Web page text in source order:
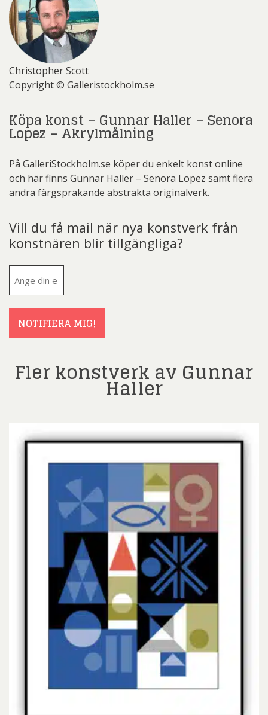
Christopher Scott
Copyright © Galleristockholm.se
Köpa konst – Gunnar Haller – Senora
Lopez – Akrylmålning
På GalleriStockholm.se köper du enkelt konst online
och här finns Gunnar Haller – Senora Lopez samt flera
andra färgsprakande abstrakta originalverk.
Vill du få mail när nya konstverk från
konstnären blir tillgängliga?
NOTIFIERA MIG!
Fler konstverk av Gunnar
Haller